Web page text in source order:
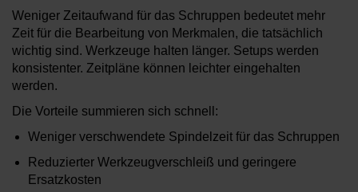
Weniger Zeitaufwand für das Schruppen bedeutet mehr
Zeit für die Bearbeitung von Merkmalen, die tatsächlich
wichtig sind. Werkzeuge halten länger. Setups werden
konsistenter. Zeitpläne können leichter eingehalten
werden.
Die Vorteile summieren sich schnell:
Weniger verschwendete Spindelzeit für das Schruppen
Reduzierter Werkzeugverschleiß und geringere
Ersatzkosten